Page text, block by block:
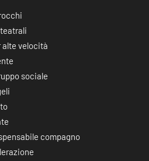
alte velocità
sociale
compagno